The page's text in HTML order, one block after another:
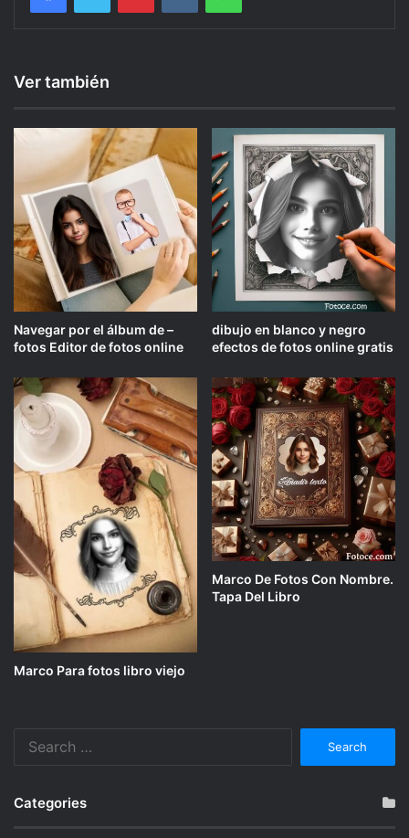
Ver también
Navegar por el álbum de –
fotos Editor de fotos online
dibujo en blanco y negro
efectos de fotos online gratis
Marco Para fotos libro viejo
Marco De Fotos Con Nombre.
Tapa Del Libro
Categories